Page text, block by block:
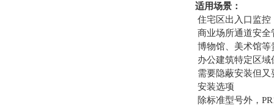
适用场景：
住宅区出入口监控
商业场所通道安全
博物馆、美术馆等
办公建筑特定区域
需要隐蔽安装但
安装选项
除标准型号外，